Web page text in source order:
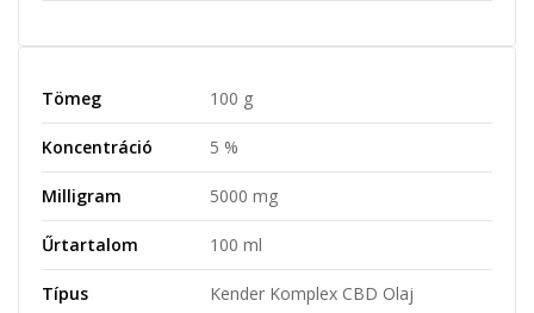
Tömeg 100 g
Koncentráció 5 %
Milligram 5000 mg
Űrtartalom 100 ml
Típus Kender Komplex CBD Olaj